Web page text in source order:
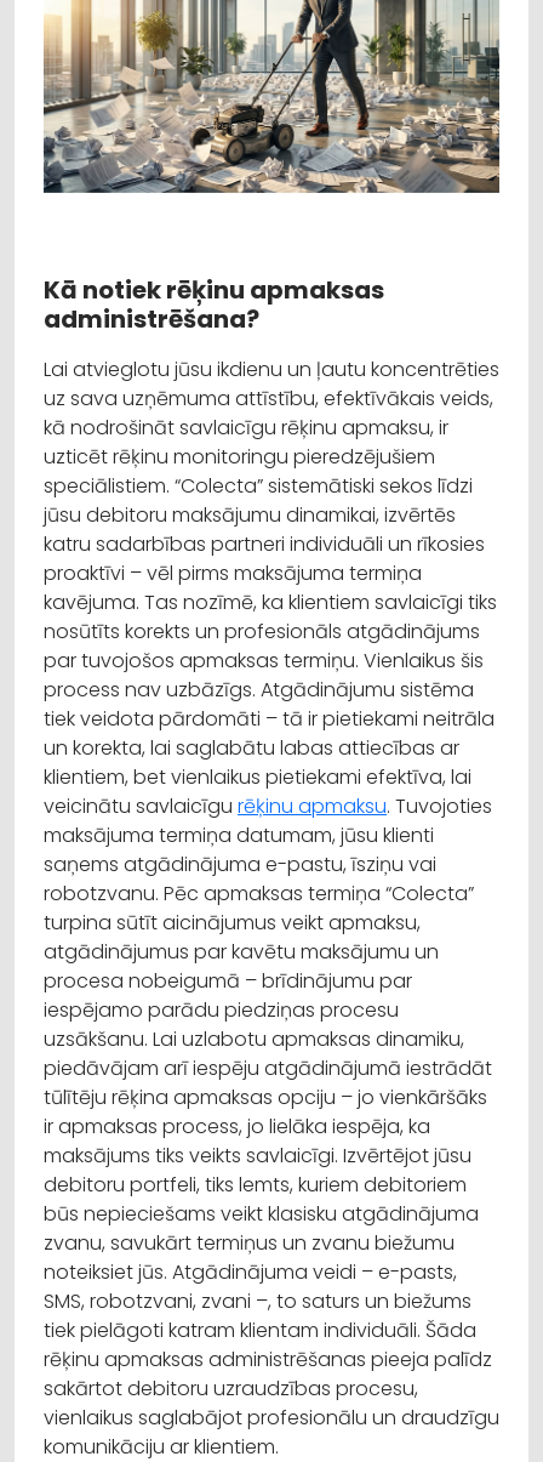
Kā notiek rēķinu apmaksas
administrēšana?
Lai atvieglotu jūsu ikdienu un ļautu koncentrēties
uz sava uzņēmuma attīstību, efektīvākais veids,
kā nodrošināt savlaicīgu rēķinu apmaksu, ir
uzticēt rēķinu monitoringu pieredzējušiem
speciālistiem. “Colecta” sistemātiski sekos līdzi
jūsu debitoru maksājumu dinamikai, izvērtēs
katru sadarbības partneri individuāli un rīkosies
proaktīvi – vēl pirms maksājuma termiņa
kavējuma. Tas nozīmē, ka klientiem savlaicīgi tiks
nosūtīts korekts un profesionāls atgādinājums
par tuvojošos apmaksas termiņu. Vienlaikus šis
process nav uzbāzīgs. Atgādinājumu sistēma
tiek veidota pārdomāti – tā ir pietiekami neitrāla
un korekta, lai saglabātu labas attiecības ar
klientiem, bet vienlaikus pietiekami efektīva, lai
veicinātu savlaicīgu rēķinu apmaksu. Tuvojoties
maksājuma termiņa datumam, jūsu klienti
saņems atgādinājuma e-pastu, īsziņu vai
robotzvanu. Pēc apmaksas termiņa “Colecta”
turpina sūtīt aicinājumus veikt apmaksu,
atgādinājumus par kavētu maksājumu un
procesa nobeigumā – brīdinājumu par
iespējamo parādu piedziņas procesu
uzsākšanu. Lai uzlabotu apmaksas dinamiku,
piedāvājam arī iespēju atgādinājumā iestrādāt
tūlītēju rēķina apmaksas opciju – jo vienkāršāks
ir apmaksas process, jo lielāka iespēja, ka
maksājums tiks veikts savlaicīgi. Izvērtējot jūsu
debitoru portfeli, tiks lemts, kuriem debitoriem
būs nepieciešams veikt klasisku atgādinājuma
zvanu, savukārt termiņus un zvanu biežumu
noteiksiet jūs. Atgādinājuma veidi – e-pasts,
SMS, robotzvani, zvani –, to saturs un biežums
tiek pielāgoti katram klientam individuāli. Šāda
rēķinu apmaksas administrēšanas pieeja palīdz
sakārtot debitoru uzraudzības procesu,
vienlaikus saglabājot profesionālu un draudzīgu
komunikāciju ar klientiem.